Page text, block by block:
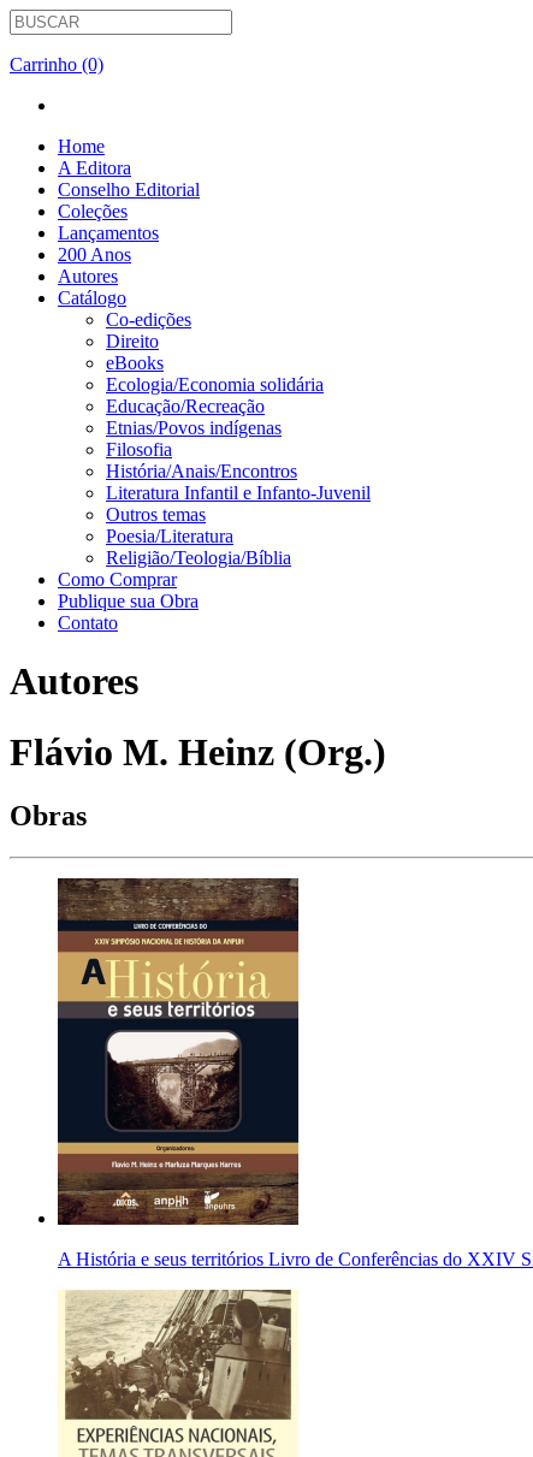
Carrinho (0)
Home
A Editora
Conselho Editorial
Coleções
Lançamentos
200 Anos
Autores
Catálogo
Co-edições
Direito
eBooks
Ecologia/Economia solidária
Educação/Recreação
Etnias/Povos indígenas
Filosofia
História/Anais/Encontros
Literatura Infantil e Infanto-Juvenil
Outros temas
Poesia/Literatura
Religião/Teologia/Bíblia
Como Comprar
Publique sua Obra
Contato
Autores
Flávio M. Heinz (Org.)
Obras
A História e seus territórios Livro de Conferências do XXIV